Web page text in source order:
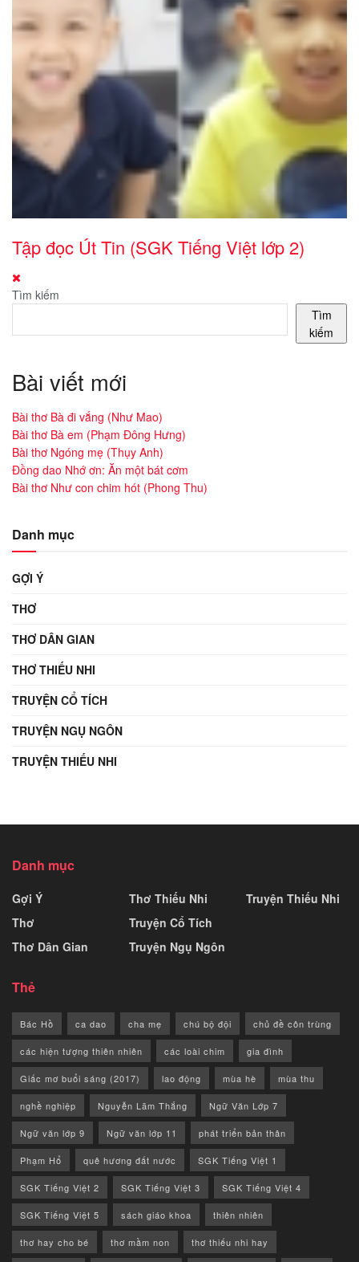
Tập đọc Út Tin (SGK Tiếng Việt lớp 2)
Tìm kiếm
Tìm
kiếm
Bài viết mới
Bài thơ Bà đi vắng (Như Mao)
Bài thơ Bà em (Phạm Đông Hưng)
Bài thơ Ngóng mẹ (Thụy Anh)
Đồng dao Nhớ ơn: Ăn một bát cơm
Bài thơ Như con chim hót (Phong Thu)
Danh mục
GỢI Ý
THƠ
THƠ DÂN GIAN
THƠ THIẾU NHI
TRUYỆN CỔ TÍCH
TRUYỆN NGỤ NGÔN
TRUYỆN THIẾU NHI
Danh mục
Gợi Ý
Thơ
Thơ Dân Gian
Thơ Thiếu Nhi
Truyện Cổ Tích
Truyện Ngụ Ngôn
Truyện Thiếu Nhi
Thẻ
Bác Hồ ca dao cha mẹ chú bộ đội chủ đề côn trùng
các hiện tượng thiên nhiên các loài chim gia đình
Giấc mơ buổi sáng (2017) lao động mùa hè mùa thu
nghề nghiệp Nguyễn Lãm Thắng Ngữ Văn Lớp 7
Ngữ văn lớp 9 Ngữ văn lớp 11 phát triển bản thân
Phạm Hổ quê hương đất nước SGK Tiếng Việt 1
SGK Tiếng Việt 2 SGK Tiếng Việt 3 SGK Tiếng Việt 4
SGK Tiếng Việt 5 sách giáo khoa thiên nhiên
thơ hay cho bé thơ mầm non thơ thiếu nhi hay